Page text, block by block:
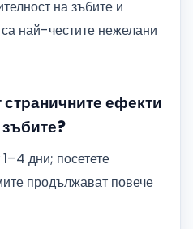
на зъбите и
най-честите нежелани
ефекти
дни; посетете
продължават повече